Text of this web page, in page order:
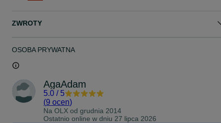
ZWROTY
OSOBA PRYWATNA
AgaAdam
5.0 / 5
(9 ocen)
Na OLX od grudnia 2014
Ostatnio online w dniu 27 lipca 2026